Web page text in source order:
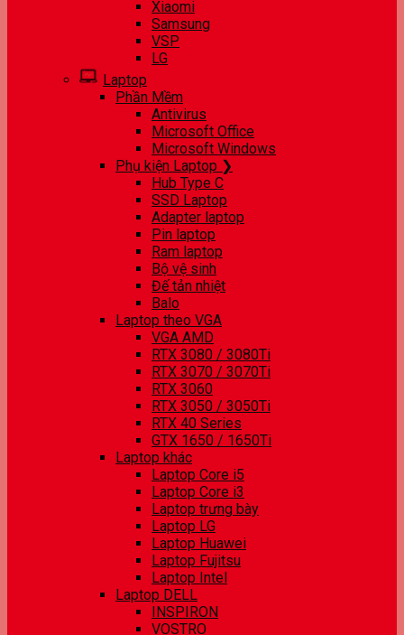
Xiaomi
Samsung
VSP
LG
Laptop
Phần Mềm
Antivirus
Microsoft Office
Microsoft Windows
Phụ kiện Laptop ❯
Hub Type C
SSD Laptop
Adapter laptop
Pin laptop
Ram laptop
Bộ vệ sinh
Đế tản nhiệt
Balo
Laptop theo VGA
VGA AMD
RTX 3080 / 3080Ti
RTX 3070 / 3070Ti
RTX 3060
RTX 3050 / 3050Ti
RTX 40 Series
GTX 1650 / 1650Ti
Laptop khác
Laptop Core i5
Laptop Core i3
Laptop trưng bày
Laptop LG
Laptop Huawei
Laptop Fujitsu
Laptop Intel
Laptop DELL
INSPIRON
VOSTRO